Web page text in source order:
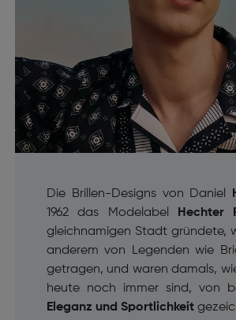
Die Brillen-Designs von Daniel
1962 das Modelabel Hechter
gleichnamigen Stadt gründete,
anderem von Legenden wie
getragen, und waren damals,
heute noch immer sind, von
Eleganz und Sportlichkeit